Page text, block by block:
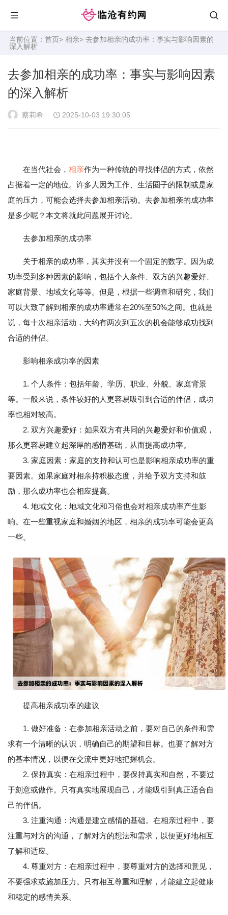
当前位置： 首页> 相亲> 去参加相亲的成功率：事实与影响因素的
深入解析
去参加相亲的成功率：事实与影响因素
的深入解析
蔡莉希 2025-10-03 19:30:05
在当代社会， 相亲作为一种传统的寻找伴侣的方式，依然
占据着一定的地位。许多人因为工作、生活圈子的限制或是家
庭的压力，可能会选择去参加相亲活动。去参加相亲的成功率
是多少呢？本文将就此问题展开讨论。
去参加相亲的成功率
关于相亲的成功率，其实并没有一个固定的数字。因为成
功率受到多种因素的影响，包括个人条件、双方的兴趣爱好、
家庭背景、地域文化等等。但是，根据一些调查和研究，我们
可以大致了解到相亲的成功率通常在20%至50%之间。也就是
说，每十次相亲活动，大约有两次到五次的机会能够成功找到
合适的伴侣。
影响相亲成功率的因素
1. 个人条件：包括年龄、学历、职业、外貌、家庭背景
等。一般来说，条件较好的人更容易吸引到合适的伴侣，成功
率也相对较高。
2. 双方兴趣爱好：如果双方有共同的兴趣爱好和价值观，
那么更容易建立起深厚的感情基础，从而提高成功率。
3. 家庭因素：家庭的支持和认可也是影响相亲成功率的重
要因素。如果家庭对相亲持积极态度，并给予双方支持和鼓
励，那么成功率也会相应提高。
4. 地域文化：地域文化和习俗也会对相亲成功率产生影
响。在一些重视家庭和婚姻的地区，相亲的成功率可能会更高
一些。
提高相亲成功率的建议
1. 做好准备：在参加相亲活动之前，要对自己的条件和需
求有一个清晰的认识，明确自己的期望和目标。也要了解对方
的基本情况，以便在交流中更好地把握机会。
2. 保持真实：在相亲过程中，要保持真实和自然，不要过
于刻意或做作。只有真实地展现自己，才能吸引到真正适合自
己的伴侣。
3. 注重沟通：沟通是建立感情的基础。在相亲过程中，要
注重与对方的沟通，了解对方的想法和需求，以便更好地相互
了解和适应。
4. 尊重对方：在相亲过程中，要尊重对方的选择和意见，
不要强求或施加压力。只有相互尊重和理解，才能建立起健康
和稳定的感情关系。